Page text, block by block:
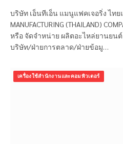
บริษัท เอ็นทีเอ็น แมนูแฟคเจอริ่ง ไทย
MANUFACTURING (THAILAND)
หรือ จัดจำหน่าย ผลิตอะไหล่ยานยน
บริษัท/ฝ่ายการตลาด/ฝ่ายข้อมู…
เครื่องใช้สำนักงานและคอมพิวเตอร์